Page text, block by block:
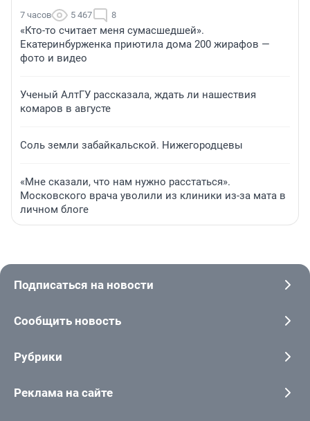
7 часов 5 467 8
«Кто-то считает меня сумасшедшей».
Екатеринбурженка приютила дома 200 жирафов —
фото и видео
Ученый АлтГУ рассказала, ждать ли нашествия
комаров в августе
Соль земли забайкальской. Нижегородцевы
«Мне сказали, что нам нужно расстаться».
Московского врача уволили из клиники из-за мата в
личном блоге
Подписаться на новости
Сообщить новость
Рубрики
Реклама на сайте